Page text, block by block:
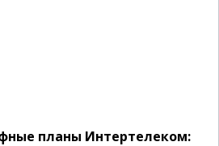
планы Интертелеком: